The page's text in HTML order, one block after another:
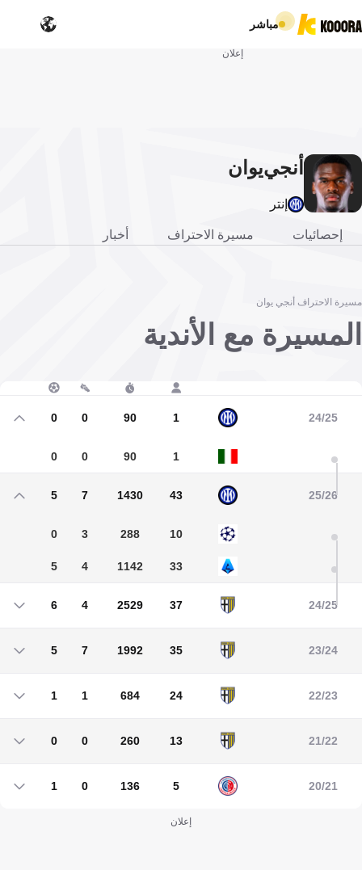
مباشر
إعلان
أنجييوان
إنتر
إحصائيات مسيرة الاحتراف أخبار
مسيرة الاحتراف أنجي يوان
المسيرة مع الأندية
24/25
1
90
0
0
1
90
0
0
25/26
43
1430
7
5
10
288
3
0
33
1142
4
5
24/25
37
2529
4
6
23/24
35
1992
7
5
22/23
24
684
1
1
21/22
13
260
0
0
20/21
5
136
0
1
إعلان